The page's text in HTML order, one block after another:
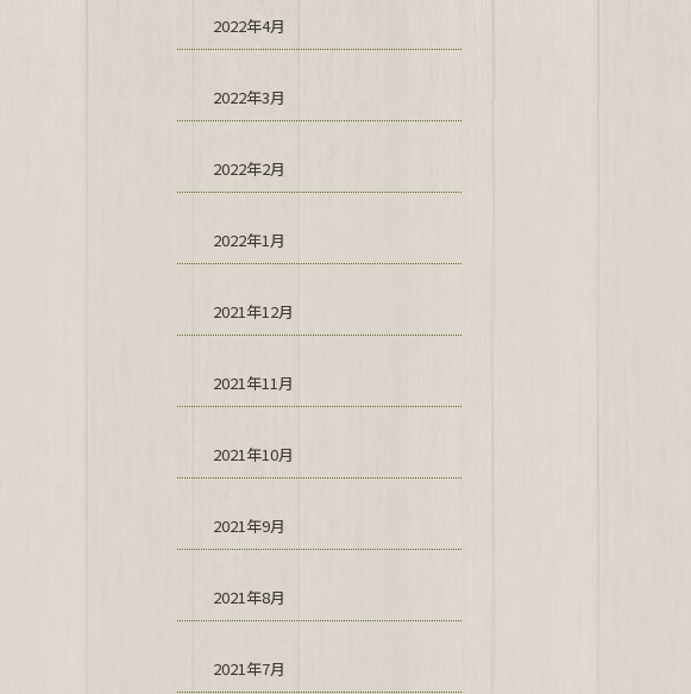
2022年4月
2022年3月
2022年2月
2022年1月
2021年12月
2021年11月
2021年10月
2021年9月
2021年8月
2021年7月